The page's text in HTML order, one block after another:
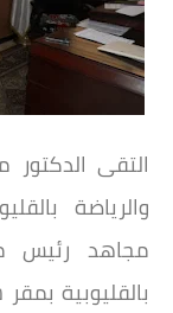
التقى
والرياضة
مجاهد رئيس
بالقليوبية